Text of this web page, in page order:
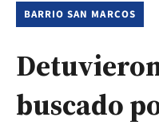
BARRIO SAN MARCOS
buscado